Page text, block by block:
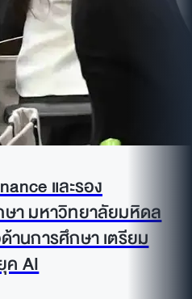
และรอง
า มหาวิทยาลัยมหิดล
านการศึกษา เตรียม
AI